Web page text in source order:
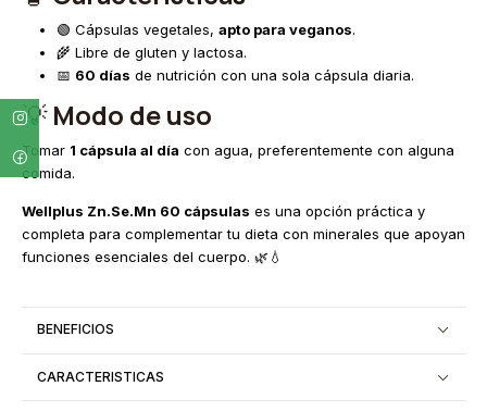
🟢 Cápsulas vegetales, apto para veganos.
🌾 Libre de gluten y lactosa.
📅 60 días de nutrición con una sola cápsula diaria.
💡Modo de uso
Tomar 1 cápsula al día con agua, preferentemente con alguna
comida.
Wellplus Zn.Se.Mn 60 cápsulas es una opción práctica y
completa para complementar tu dieta con minerales que apoyan
funciones esenciales del cuerpo. 🌿💧
BENEFICIOS
CARACTERISTICAS